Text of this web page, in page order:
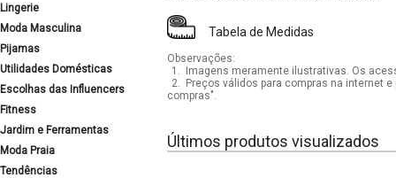
Lingerie
Moda Masculina
Pijamas
Utilidades Domésticas
Escolhas das Influencers
Fitness
Jardim e Ferramentas
Moda Praia
Tendências
Tabela de Medidas
Observações:
1.
Imagens meramente ilustrativas. Os
2.
Preços válidos para compras na internet
compras".
Últimos produtos visualizados